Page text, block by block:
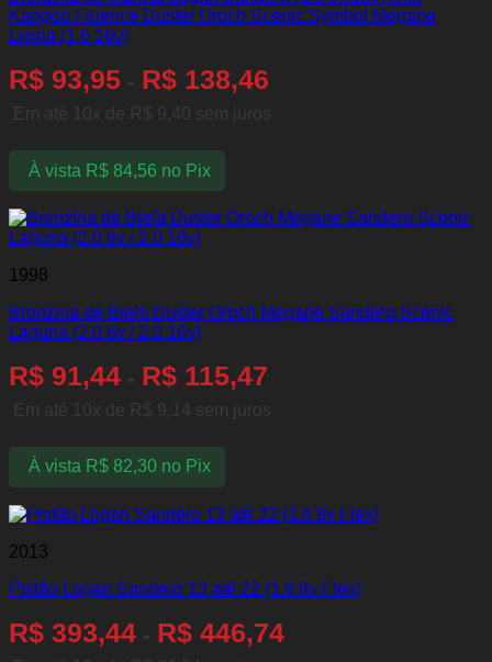
Kangoo Fluence Duster Oroch Scenic Symbol Megane
Livina (1.6 16v)
R$ 93,95 - R$ 138,46
Em até 10x de R$ 9,40 sem juros
À vista R$84,56 no Pix
1998
Bronzina de Biela Duster Oroch Megane Sandero Scenic
Laguna (2.0 8v / 2.0 16v)
R$ 91,44 - R$ 115,47
Em até 10x de R$ 9,14 sem juros
À vista R$82,30 no Pix
2013
Pistão Logan Sandero 13 até 22 (1.6 8v Flex)
R$ 393,44 - R$ 446,74